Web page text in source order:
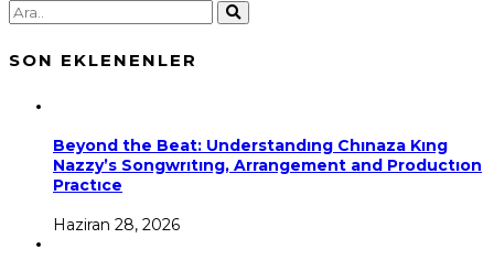
SON EKLENENLER
Beyond the Beat: Understandıng Chınaza Kıng
Nazzy’s Songwrıtıng, Arrangement and Productıon
Practıce
Haziran 28, 2026